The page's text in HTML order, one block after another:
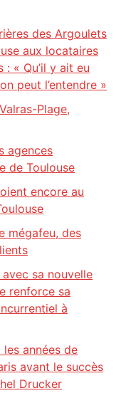
des Argoulets
aux locataires
« Qu’il y ait eu
peut l’entendre »
Plage,
agences
de Toulouse
encore au
mégafeu, des
sa nouvelle
renforce sa
à
années de
avant le succès
Drucker